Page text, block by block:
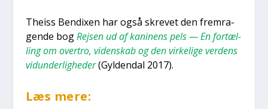
Thei­ss Ben­dixen har også skre­vet den frem­ra­
gen­de bogRej­sen ud af kani­nens pels — En for­tæl­
ling om over­tro, viden­skab og den vir­ke­li­ge ver­dens
vidun­der­lig­he­der(Gyl­den­dal 2017).
Læs mere: